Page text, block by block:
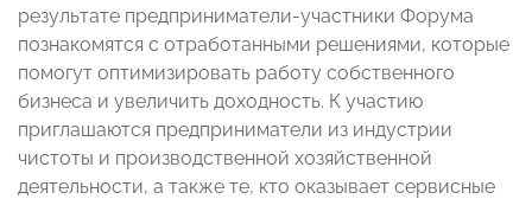
результате предприниматели-участники Форума
познакомятся с отработанными решениями, которые
помогут оптимизировать работу собственного
бизнеса и увеличить доходность. К участию
приглашаются предприниматели из индустрии
чистоты и производственной хозяйственной
деятельности, а также те, кто оказывает сервисные